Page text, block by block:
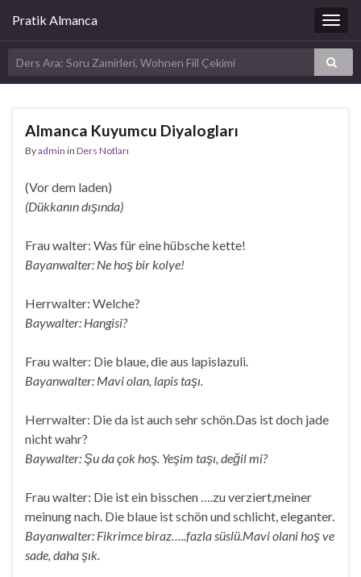
Pratik Almanca
Almanca Kuyumcu Diyalogları
Byadmin in Ders Notları
(Vor dem laden)
(Dükkanın dışında)
Frau walter: Was für eine hübsche kette!
Bayanwalter: Ne hoş bir kolye!
Herrwalter: Welche?
Baywalter: Hangisi?
Frau walter: Die blaue, die aus lapislazuli.
Bayanwalter: Mavi olan, lapis taşı.
Herrwalter: Die da ist auch sehr schön.Das ist doch jade
nicht wahr?
Baywalter: Şu da çok hoş. Yeşim taşı, değil mi?
Frau walter: Die ist ein bisschen ….zu verziert,meiner
meinung nach. Die blaue ist schön und schlicht, eleganter.
Bayanwalter: Fikrimce biraz…..fazla süslü.Mavi olani hoş ve
sade, daha şık.